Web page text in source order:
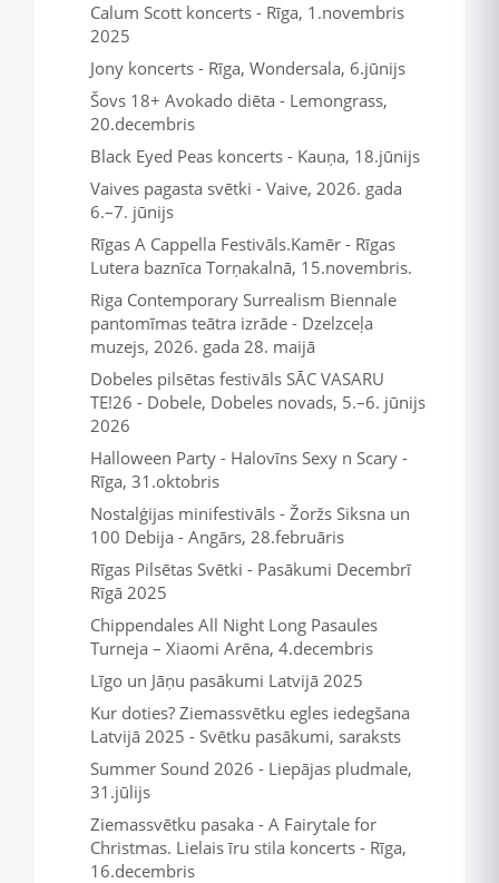
Calum Scott koncerts - Rīga, 1.novembris
2025
Jony koncerts - Rīga, Wondersala, 6.jūnijs
Šovs 18+ Avokado diēta - Lemongrass,
20.decembris
Black Eyed Peas koncerts - Kauņa, 18.jūnijs
Vaives pagasta svētki - Vaive, 2026. gada
6.–7. jūnijs
Rīgas A Cappella Festivāls.Kamēr - Rīgas
Lutera baznīca Torņakalnā, 15.novembris.
Riga Contemporary Surrealism Biennale
pantomīmas teātra izrāde - Dzelzceļa
muzejs, 2026. gada 28. maijā
Dobeles pilsētas festivāls SĀC VASARU
TE!26 - Dobele, Dobeles novads, 5.–6. jūnijs
2026
Halloween Party - Halovīns Sexy n Scary -
Rīga, 31.oktobris
Nostalģijas minifestivāls - Žoržs Siksna un
100 Debija - Angārs, 28.februāris
Rīgas Pilsētas Svētki - Pasākumi Decembrī
Rīgā 2025
Chippendales All Night Long Pasaules
Turneja – Xiaomi Arēna, 4.decembris
Līgo un Jāņu pasākumi Latvijā 2025
Kur doties? Ziemassvētku egles iedegšana
Latvijā 2025 - Svētku pasākumi, saraksts
Summer Sound 2026 - Liepājas pludmale,
31.jūlijs
Ziemassvētku pasaka - A Fairytale for
Christmas. Lielais īru stila koncerts - Rīga,
16.decembris